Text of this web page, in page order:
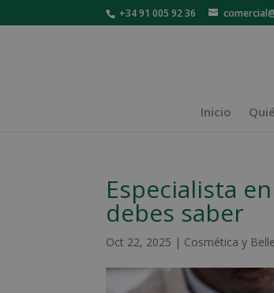
+34 91 005 92 36
Inicio
Especialista
debes saber
Oct 22, 2025 | Cosmética y